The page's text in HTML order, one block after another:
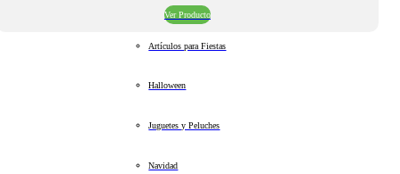
Ver Producto
Artículos para Fiestas
Halloween
Juguetes y Peluches
Navidad